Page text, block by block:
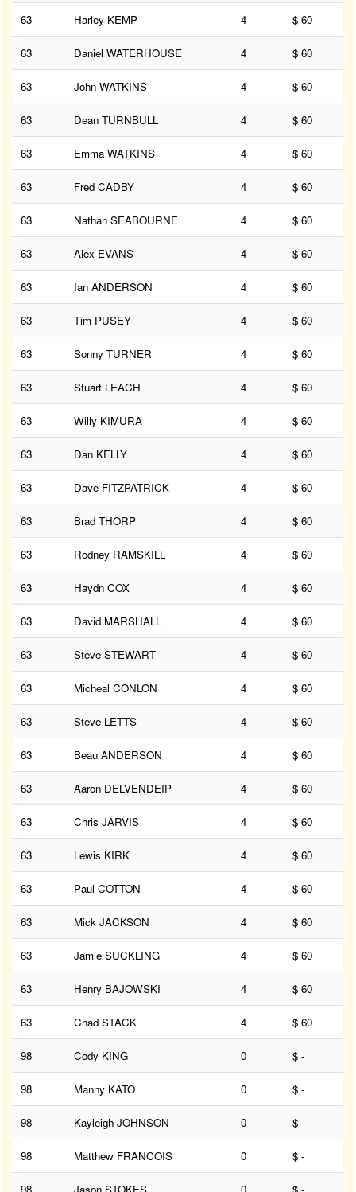
63 Harley KEMP 4 $ 60
63 Daniel WATERHOUSE 4 $ 60
63 John WATKINS 4 $ 60
63 Dean TURNBULL 4 $ 60
63 Emma WATKINS 4 $ 60
63 Fred CADBY 4 $ 60
63 Nathan SEABOURNE 4 $ 60
63 Alex EVANS 4 $ 60
63 Ian ANDERSON 4 $ 60
63 Tim PUSEY 4 $ 60
63 Sonny TURNER 4 $ 60
63 Stuart LEACH 4 $ 60
63 Willy KIMURA 4 $ 60
63 Dan KELLY 4 $ 60
63 Dave FITZPATRICK 4 $ 60
63 Brad THORP 4 $ 60
63 Rodney RAMSKILL 4 $ 60
63 Haydn COX 4 $ 60
63 David MARSHALL 4 $ 60
63 Steve STEWART 4 $ 60
63 Micheal CONLON 4 $ 60
63 Steve LETTS 4 $ 60
63 Beau ANDERSON 4 $ 60
63 Aaron DELVENDEIP 4 $ 60
63 Chris JARVIS 4 $ 60
63 Lewis KIRK 4 $ 60
63 Paul COTTON 4 $ 60
63 Mick JACKSON 4 $ 60
63 Jamie SUCKLING 4 $ 60
63 Henry BAJOWSKI 4 $ 60
63 Chad STACK 4 $ 60
98 Cody KING 0 $ -
98 Manny KATO 0 $ -
98 Kayleigh JOHNSON 0 $ -
98 Matthew FRANCOIS 0 $ -